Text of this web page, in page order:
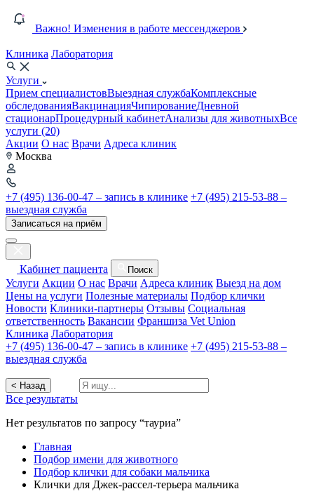
Важно! Изменения в работе мессенджеров
Клиника Лаборатория
Услуги
Прием специалистовВыездная службаКомплексные
обследованияВакцинацияЧипированиеДневной
стационарПроцедурный кабинетАнализы для животныхВсе
услуги (20)
Акции О нас Врачи Адреса клиник
Москва
+7 (495) 136-00-47 – запись в клинике +7 (495) 215-53-88 –
выездная служба
Записаться на приём
Кабинет пациента Поиск
Услуги Акции О нас Врачи Адреса клиник Выезд на дом
Цены на услуги Полезные материалы Подбор клички
Новости Клиники-партнеры Отзывы Социальная
ответственность Вакансии Франшиза Vet Union
Клиника Лаборатория
+7 (495) 136-00-47 – запись в клинике +7 (495) 215-53-88 –
выездная служба
< Назад
Все результаты
Нет результатов по запросу “тауриа”
Главная
Подбор имени для животного
Подбор клички для собаки мальчика
Клички для Джек-рассел-терьера мальчика